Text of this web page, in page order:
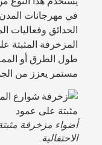
في مهرجانات المدن
الحدائق وفعاليات
المزخرفة المثبتة
طول الطرق أو
مستمر يعزز من الجو
أضواء مزخرفة مثبتة
الاحتفالية.